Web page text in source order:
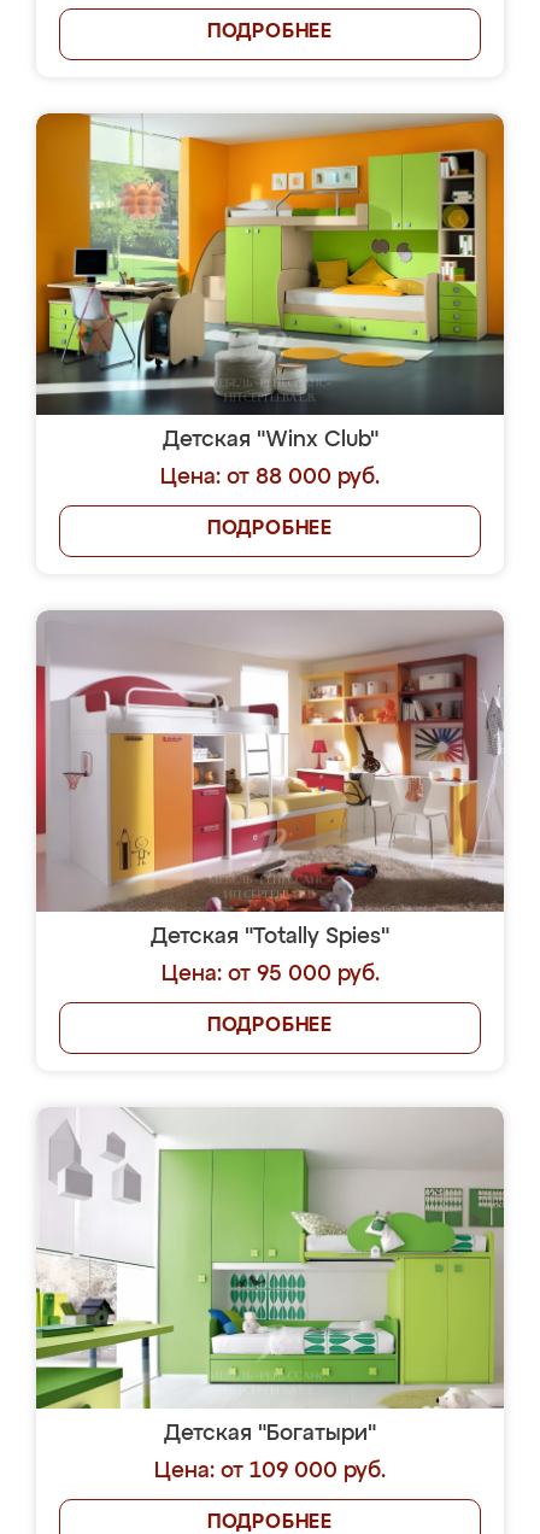
ПОДРОБНЕЕ
Детская "Winx Club"
Цена: от 88 000 руб.
ПОДРОБНЕЕ
Детская "Totally Spies"
Цена: от 95 000 руб.
ПОДРОБНЕЕ
Детская "Богатыри"
Цена: от 109 000 руб.
ПОДРОБНЕЕ